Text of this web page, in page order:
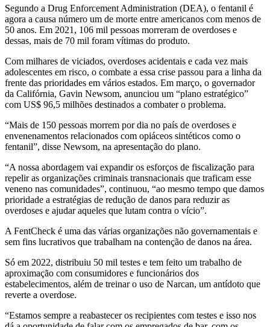
Segundo a Drug Enforcement Administration (DEA), o fentanil é
agora a causa número um de morte entre americanos com menos de
50 anos. Em 2021, 106 mil pessoas morreram de overdoses e
dessas, mais de 70 mil foram vítimas do produto.
Com milhares de viciados, overdoses acidentais e cada vez mais
adolescentes em risco, o combate a essa crise passou para a linha da
frente das prioridades em vários estados. Em março, o governador
da Califórnia, Gavin Newsom, anunciou um “plano estratégico”
com US$ 96,5 milhões destinados a combater o problema.
“Mais de 150 pessoas morrem por dia no país de overdoses e
envenenamentos relacionados com opiáceos sintéticos como o
fentanil”, disse Newsom, na apresentação do plano.
“A nossa abordagem vai expandir os esforços de fiscalização para
repelir as organizações criminais transnacionais que traficam esse
veneno nas comunidades”, continuou, “ao mesmo tempo que damos
prioridade a estratégias de redução de danos para reduzir as
overdoses e ajudar aqueles que lutam contra o vício”.
A FentCheck é uma das várias organizações não governamentais e
sem fins lucrativos que trabalham na contenção de danos na área.
Só em 2022, distribuiu 50 mil testes e tem feito um trabalho de
aproximação com consumidores e funcionários dos
estabelecimentos, além de treinar o uso de Narcan, um antídoto que
reverte a overdose.
“Estamos sempre a reabastecer os recipientes com testes e isso nos